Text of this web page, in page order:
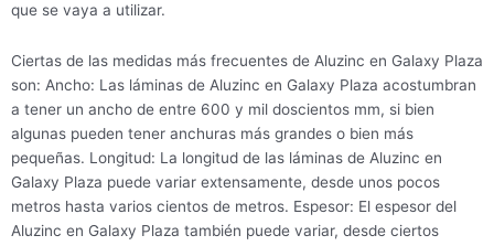
que se vaya a utilizar.
Ciertas de las medidas más frecuentes de Aluzinc en Galaxy Plaza
son: Ancho: Las láminas de Aluzinc en Galaxy Plaza acostumbran
a tener un ancho de entre 600 y mil doscientos mm, si bien
algunas pueden tener anchuras más grandes o bien más
pequeñas. Longitud: La longitud de las láminas de Aluzinc en
Galaxy Plaza puede variar extensamente, desde unos pocos
metros hasta varios cientos de metros. Espesor: El espesor del
Aluzinc en Galaxy Plaza también puede variar, desde ciertos